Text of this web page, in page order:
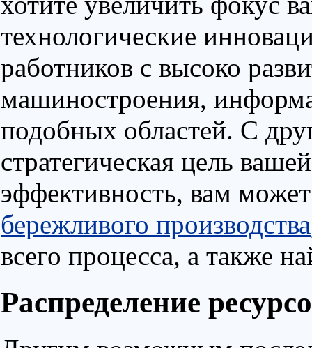
технологические
работников с высоко
машиностроения,
подобных областей. С
стратегическая цель
эффективность, вам
бережливого производства
всего процесса, а также
Распределение